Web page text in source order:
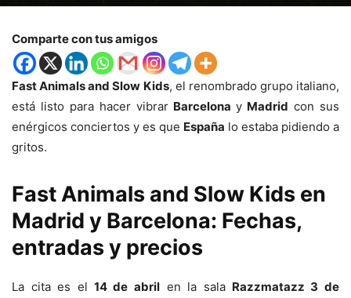
Comparte con tus amigos
Fast Animals and Slow Kids, el renombrado grupo italiano,
está listo para hacer vibrar Barcelonay Madrid con sus
enérgicos conciertos y es que España lo estaba pidiendo a
gritos.
Fast Animals and Slow Kids en
Madrid y Barcelona: Fechas,
entradas y precios
La cita es el 14 de abril en la sala Razzmatazz 3 de